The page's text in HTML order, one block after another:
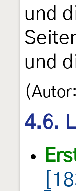
und
und
4.6.